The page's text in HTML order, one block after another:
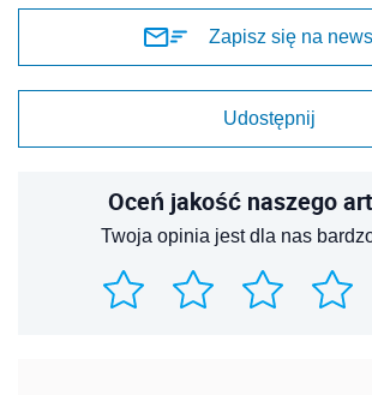
Zapisz się na
Udostępnij
Oceń jakość naszego
Twoja opinia jest dla nas